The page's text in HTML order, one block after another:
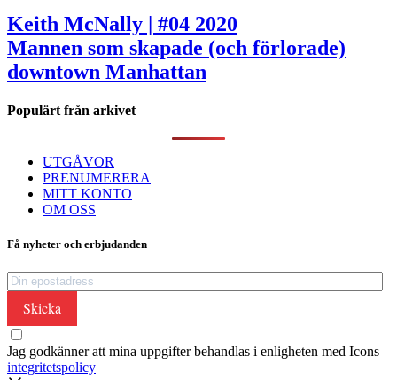
Keith McNally | #04 2020
Mannen som skapade (och förlorade)
downtown Manhattan
Populärt från arkivet
UTGÅVOR
PRENUMERERA
MITT KONTO
OM OSS
Få nyheter och erbjudanden
Skicka
Jag godkänner att mina uppgifter behandlas i enligheten med Icons
integritetspolicy